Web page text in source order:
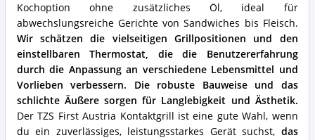
Kochoption ohne zusätzliches Öl, ideal für
abwechslungsreiche Gerichte von Sandwiches bis Fleisch.
Wir schätzen die vielseitigen Grillpositionen und den
einstellbaren Thermostat, die die Benutzererfahrung
durch die Anpassung an verschiedene Lebensmittel und
Vorlieben verbessern.
Die robuste Bauweise und das
schlichte Äußere sorgen für Langlebigkeit und Ästhetik.
Der TZS First Austria Kontaktgrill ist eine gute Wahl, wenn
du ein zuverlässiges, leistungsstarkes Gerät suchst, das